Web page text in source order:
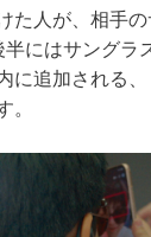
た人が、相手
にはサングラ
に追加される
。